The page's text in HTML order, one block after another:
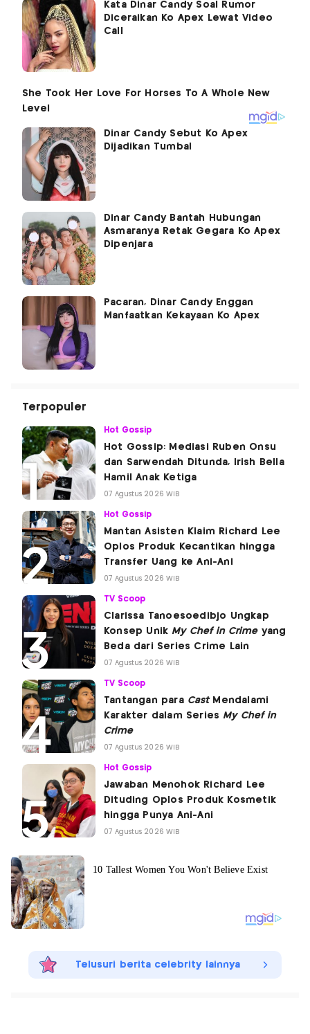
Kata Dinar Candy Soal Rumor
Diceraikan Ko Apex Lewat Video
Call
Dinar Candy Sebut Ko Apex
Dijadikan Tumbal
Dinar Candy Bantah Hubungan
Asmaranya Retak Gegara Ko Apex
Dipenjara
Pacaran, Dinar Candy Enggan
Manfaatkan Kekayaan Ko Apex
Terpopuler
Hot Gossip
Hot Gossip: Mediasi Ruben Onsu
dan Sarwendah Ditunda, Irish Bella
Hamil Anak Ketiga
07 Agustus 2026 WIB
Hot Gossip
Mantan Asisten Klaim Richard Lee
Oplos Produk Kecantikan hingga
Transfer Uang ke Ani-Ani
07 Agustus 2026 WIB
TV Scoop
Clarissa Tanoesoedibjo Ungkap
Konsep Unik My Chef in Crimeyang
Beda dari Series Crime Lain
07 Agustus 2026 WIB
TV Scoop
Tantangan para CastMendalami
Karakter dalam Series My Chef in
Crime
07 Agustus 2026 WIB
Hot Gossip
Jawaban Menohok Richard Lee
Dituding Oplos Produk Kosmetik
hingga Punya Ani-Ani
07 Agustus 2026 WIB
Telusuri berita celebrity lainnya